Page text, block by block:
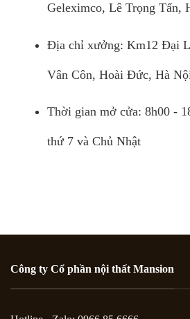
Geleximco, Lê Trọng Tấn,
Địa chỉ xưởng: Km12 Đại
Vân Côn, Hoài Đức, Hà
Thời gian mở cửa: 8h00 -
thứ 7 và Chủ Nhật
Công ty Cổ phần nội thất Mansion